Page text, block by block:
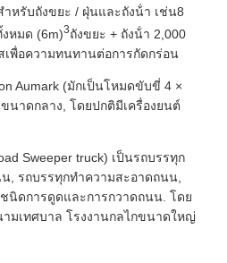
หรับถังขยะ / ฝุ่นและถังน้ํา เช่น8
หมด (6m)3ถังขยะ + ถังน้ํา 2,000
เพื่อความทนทานต่อการกัดกร่อน
Aumark (มักเป็นโหมดขับขี่ 4 ×
นาดกลาง, โดยปกติมีเครื่องยนต์
Sweeper truck) เป็นรถบรรทุก
, รถบรรทุกทําความสะอาดถนน,
นิดการดูดและการกวาดถนน. โดย
มเทศบาล โรงงานกลไกขนาดใหญ่